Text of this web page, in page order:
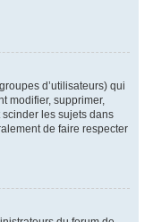
d’utilisateurs) qui
modifier, supprimer,
les sujets dans
de faire respecter